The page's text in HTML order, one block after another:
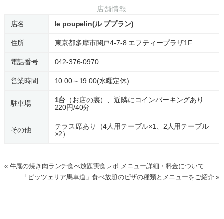
店舗情報
店名
le poupelin(ル ププラン)
住所 東京都多摩市関戸4-7-8 エフティープラザ1F
電話番号 042-376-0970
営業時間 10:00～19:00(水曜定休)
駐車場 1台 （お店の裏）、近隣にコインパーキングあり
220円/40分
その他
テラス席あり（4人用テーブル×1、2人用テーブル
×2）
« 牛庵の焼き肉ランチ食べ放題実食レポ メニュー詳細・料金について
「ピッツェリア馬車道」食べ放題のピザの種類とメニューをご紹介 »